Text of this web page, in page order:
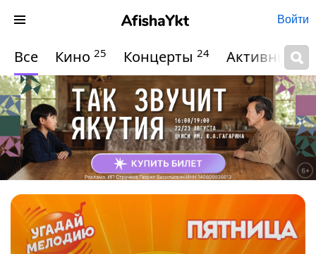
Войти
Все Кино 25 Концерты 24 Активный